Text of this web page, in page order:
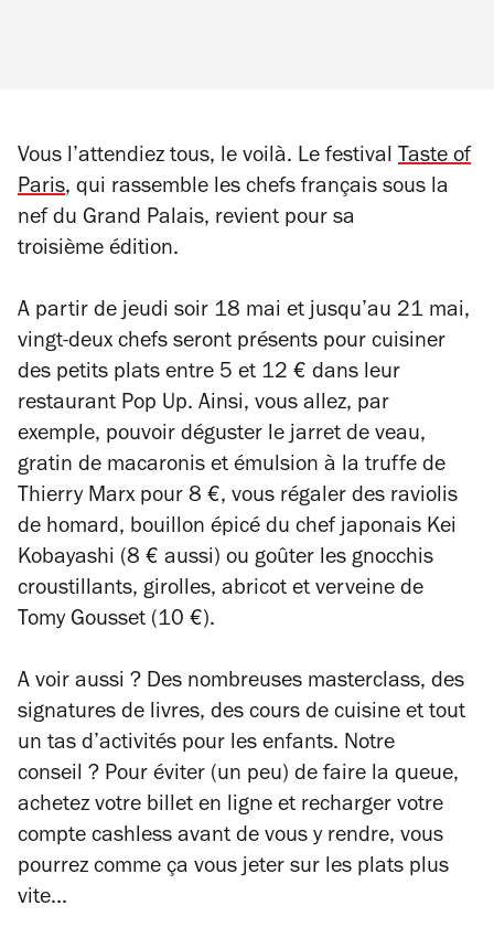
Vous l’attendiez tous, le voilà. Le festival Taste of
Paris, qui rassemble les chefs français sous la
nef du Grand Palais, revient pour sa
troisième édition.
A partir de jeudi soir 18 mai et jusqu’au 21 mai,
vingt-deux chefs seront présents pour cuisiner
des petits plats entre 5 et 12 € dans leur
restaurant Pop Up. Ainsi, vous allez, par
exemple, pouvoir déguster le jarret de veau,
gratin de macaronis et émulsion à la truffe de
Thierry Marx pour 8 €, vous régaler des raviolis
de homard, bouillon épicé du chef japonais Kei
Kobayashi (8 € aussi) ou goûter les gnocchis
croustillants, girolles, abricot et verveine de
Tomy Gousset (10 €).
A voir aussi ? Des nombreuses masterclass, des
signatures de livres, des cours de cuisine et tout
un tas d’activités pour les enfants. Notre
conseil ? Pour éviter (un peu) de faire la queue,
achetez votre billet en ligne et recharger votre
compte cashless avant de vous y rendre, vous
pourrez comme ça vous jeter sur les plats plus
vite...